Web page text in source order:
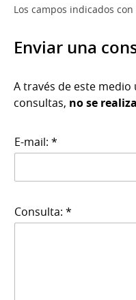
Los campos indicados
Enviar una
A través de este
consultas, no se
E-mail: *
Consulta: *